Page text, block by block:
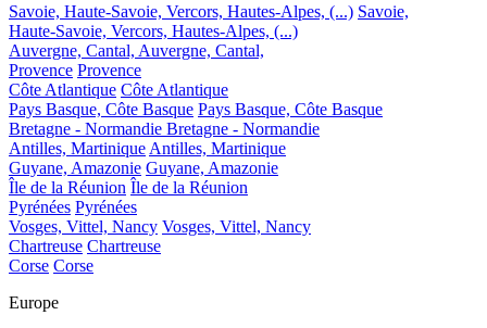
Savoie, Haute-Savoie, Vercors, Hautes-Alpes, (...) Savoie,
Haute-Savoie, Vercors, Hautes-Alpes, (...)
Auvergne, Cantal, Auvergne, Cantal,
Provence Provence
Côte Atlantique Côte Atlantique
Pays Basque, Côte Basque Pays Basque, Côte Basque
Bretagne - Normandie Bretagne - Normandie
Antilles, Martinique Antilles, Martinique
Guyane, Amazonie Guyane, Amazonie
Île de la Réunion Île de la Réunion
Pyrénées Pyrénées
Vosges, Vittel, Nancy Vosges, Vittel, Nancy
Chartreuse Chartreuse
Corse Corse
Europe